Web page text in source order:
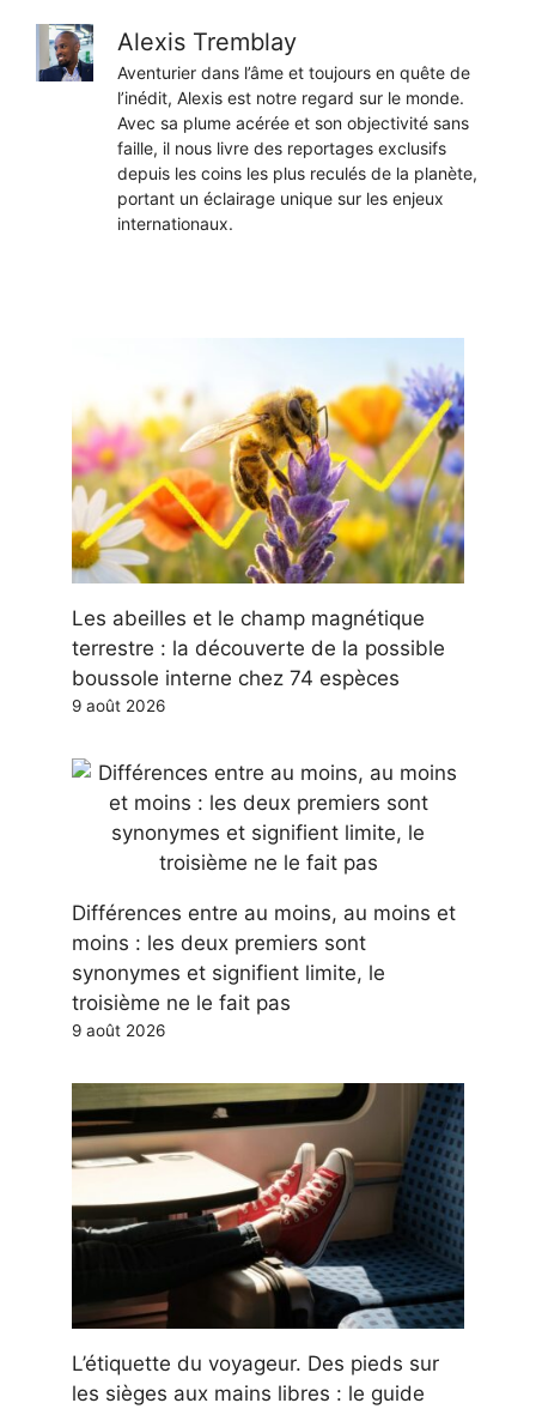
Alexis Tremblay
Aventurier dans l’âme et toujours en quête de
l’inédit, Alexis est notre regard sur le monde.
Avec sa plume acérée et son objectivité sans
faille, il nous livre des reportages exclusifs
depuis les coins les plus reculés de la planète,
portant un éclairage unique sur les enjeux
internationaux.
Les abeilles et le champ magnétique
terrestre : la découverte de la possible
boussole interne chez 74 espèces
9 août 2026
Différences entre au moins, au moins et
moins : les deux premiers sont
synonymes et signifient limite, le
troisième ne le fait pas
9 août 2026
L’étiquette du voyageur. Des pieds sur
les sièges aux mains libres : le guide